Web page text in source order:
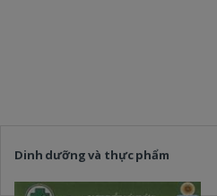
Dinh dưỡng và thực phẩm